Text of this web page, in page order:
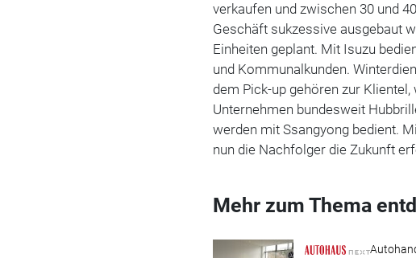
verkaufen und zwischen 30 und
Geschäft sukzessive ausgebaut
Einheiten geplant. Mit Isuzu
und Kommunalkunden.
dem Pick-up gehören zur
Unternehmen bundesweit
werden mit Ssangyong bedient.
nun die Nachfolger die Zukunft
Mehr zum Thema